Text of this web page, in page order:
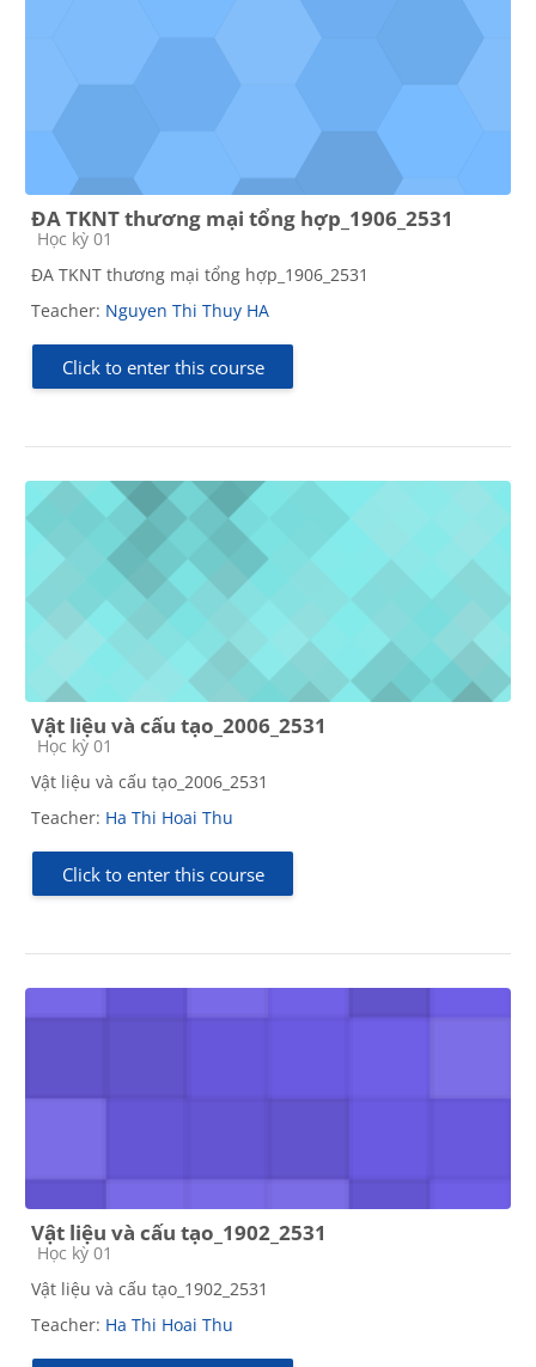
ĐA TKNT thương mại tổng hợp_1906_2531
Course category
Học kỳ 01
ĐA TKNT thương mại tổng hợp_1906_2531
Teacher: Nguyen Thi Thuy HA
Click to enter this course
Vật liệu và cấu tạo_2006_2531
Course category
Học kỳ 01
Vật liệu và cấu tạo_2006_2531
Teacher: Ha Thi Hoai Thu
Click to enter this course
Vật liệu và cấu tạo_1902_2531
Course category
Học kỳ 01
Vật liệu và cấu tạo_1902_2531
Teacher: Ha Thi Hoai Thu